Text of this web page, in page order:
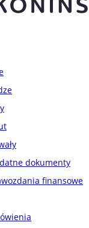
dokumenty
finansowe